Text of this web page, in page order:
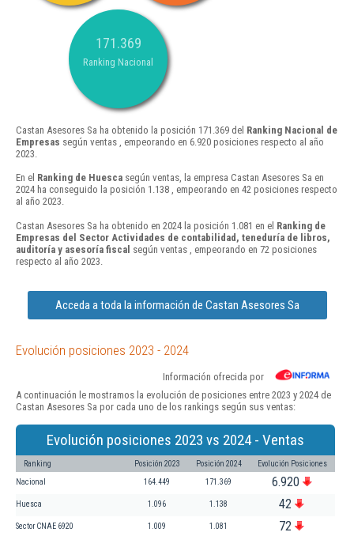
171.369
Ranking Nacional
Castan Asesores Sa ha obtenido la posición 171.369 del Ranking Nacional de
Empresas según ventas , empeorando en 6.920 posiciones respecto al año
2023.
En el Ranking de Huesca según ventas, la empresa Castan Asesores Sa en
2024 ha conseguido la posición 1.138 , empeorando en 42 posiciones respecto
al año 2023.
Castan Asesores Sa ha obtenido en 2024 la posición 1.081 en el Ranking de
Empresas del Sector Actividades de contabilidad, teneduría de libros,
auditoría y asesoría fiscal según ventas , empeorando en 72 posiciones
respecto al año 2023.
Acceda a toda la información de Castan Asesores Sa
Evolución posiciones 2023 - 2024
Información ofrecida por
A continuación le mostramos la evolución de posiciones entre 2023 y 2024 de
Castan Asesores Sa por cada uno de los rankings según sus ventas:
Evolución posiciones 2023 vs 2024 - Ventas
Ranking Posición 2023 Posición 2024 Evolución Posiciones
Nacional 164.449 171.369 6.920
Huesca 1.096 1.138 42
Sector CNAE 6920 1.009 1.081 72